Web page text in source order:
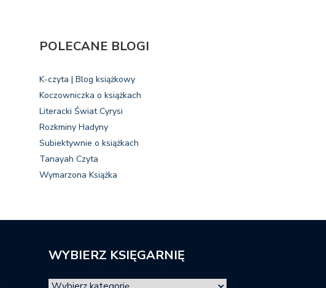
POLECANE BLOGI
K-czyta | Blog książkowy
Koczowniczka o książkach
Literacki Świat Cyrysi
Rozkminy Hadyny
Subiektywnie o książkach
Tanayah Czyta
Wymarzona Książka
WYBIERZ KSIĘGARNIĘ